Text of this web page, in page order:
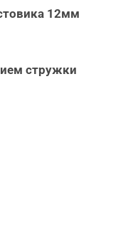
12мм
стружки